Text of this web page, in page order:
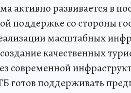
активно развивается в
поддержке со стороны
масштабных
качественных
современной
готов поддерживать